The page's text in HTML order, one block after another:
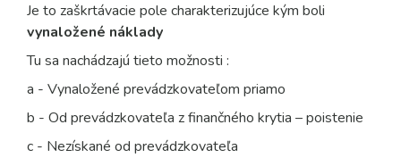
Je to zaškrtávacie pole charakterizujúce kým boli
vynaložené náklady
Tu sa nachádzajú tieto možnosti :
a - Vynaložené prevádzkovateľom priamo
b - Od prevádzkovateľa z finančného krytia – poistenie
c - Nezískané od prevádzkovateľa